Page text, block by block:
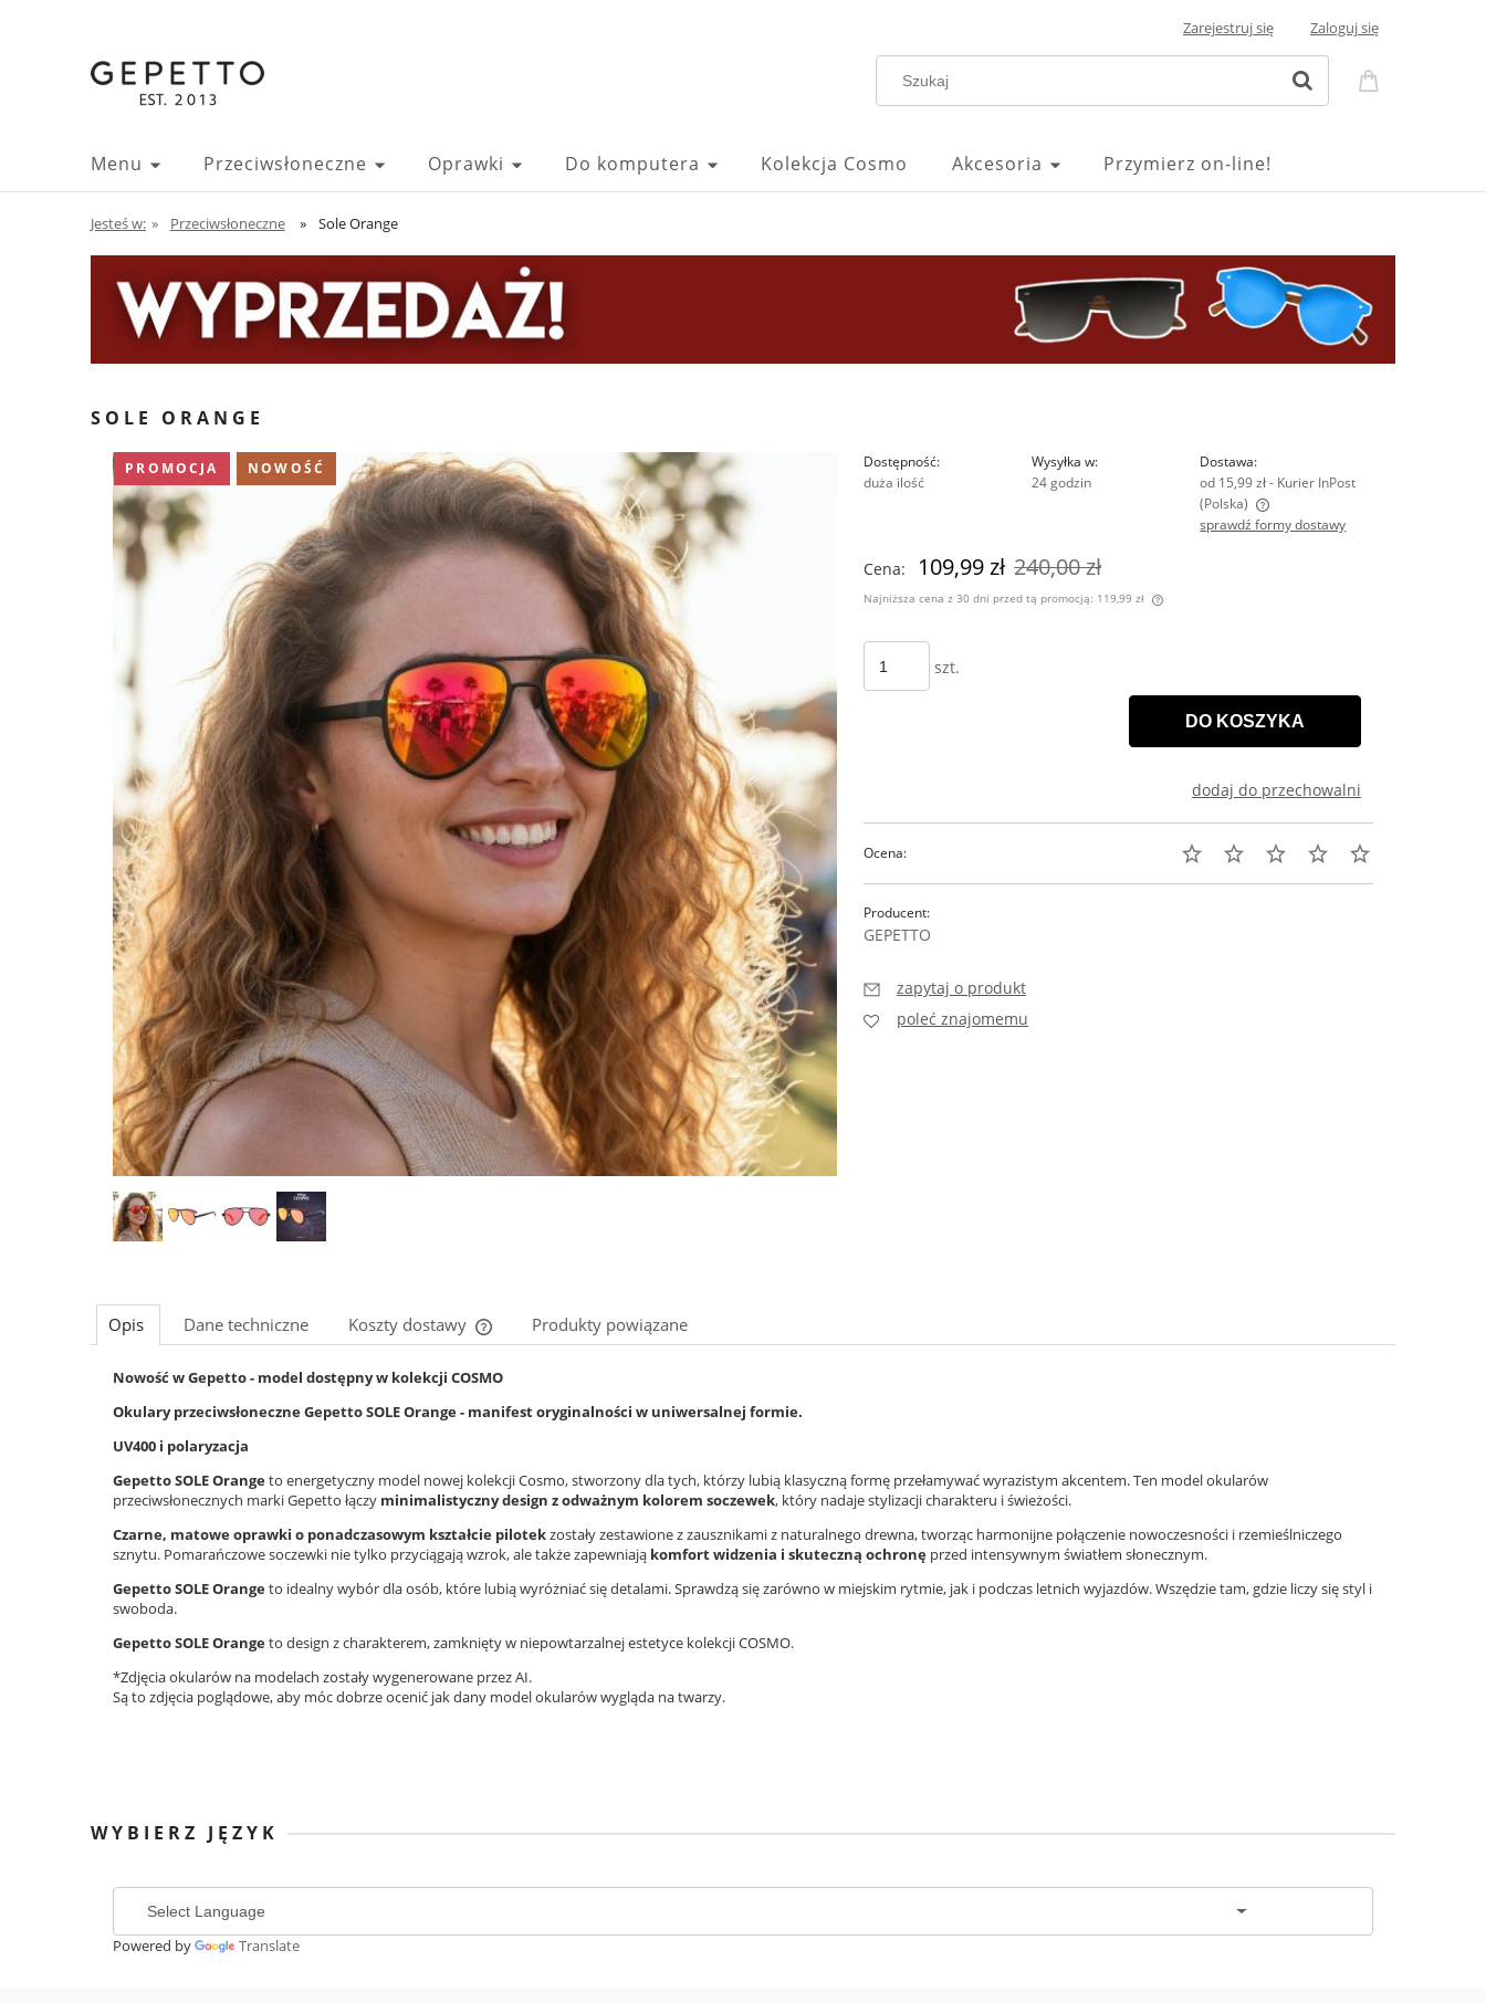
Zarejestruj się Zaloguj się
Menu Przeciwsłoneczne Oprawki Do komputera Kolekcja Cosmo Akcesoria Przymierz on-line!
Jesteś w: » Przeciwsłoneczne » Sole Orange
SOLE ORANGE
PROMOCJA NOWOŚĆ
Dostępność:
duża ilość
Wysyłka w:
24 godzin
Dostawa:
od 15,99 zł- Kurier InPost
(Polska)
płatności
sprawdź formy dostawy
Cena: 109,99 zł 240,00 zł
Najniższa cena z 30 dni przed tą promocją: 119,99 zł
Jeżeli produkt jest sprzedawany krócej niż
30 dni, wyświetlana jest najniższa cena od
momentu, kiedy produkt pojawił się w
szt.
DO KOSZYKA
dodaj do przechowalni
Ocena:
Producent:
GEPETTO
zapytaj o produkt
poleć znajomemu
Opis Dane techniczne Koszty dostawy
Cena nie zawiera ewentualnych kosztów
płatności
Produkty powiązane
Nowość w Gepetto - model dostępny w kolekcji COSMO
Okulary przeciwsłoneczne Gepetto SOLE Orange - manifest oryginalności w uniwersalnej formie.
UV400 i polaryzacja
Gepetto SOLE Orangeto energetyczny model nowej kolekcji Cosmo, stworzony dla tych, którzy lubią klasyczną formę przełamywać wyrazistym akcentem. Ten model okularów
przeciwsłonecznych marki Gepetto łączy minimalistyczny design z odważnym kolorem soczewek, który nadaje stylizacji charakteru i świeżości.
Czarne, matowe oprawki o ponadczasowym kształcie pilotekzostały zestawione z zausznikami z naturalnego drewna, tworząc harmonijne połączenie nowoczesności i rzemieślniczego
sznytu. Pomarańczowe soczewki nie tylko przyciągają wzrok, ale także zapewniają komfort widzenia i skuteczną ochronę przed intensywnym światłem słonecznym.
Gepetto SOLE Orangeto idealny wybór dla osób, które lubią wyróżniać się detalami. Sprawdzą się zarówno w miejskim rytmie, jak i podczas letnich wyjazdów. Wszędzie tam, gdzie liczy się styl i
swoboda.
Gepetto SOLE Orangeto design z charakterem, zamknięty w niepowtarzalnej estetyce kolekcji COSMO.
*Zdjęcia okularów na modelach zostały wygenerowane przez AI.
Są to zdjęcia poglądowe, aby móc dobrze ocenić jak dany model okularów wygląda na twarzy.
WYBIERZ JĘZYK
Powered by Translate